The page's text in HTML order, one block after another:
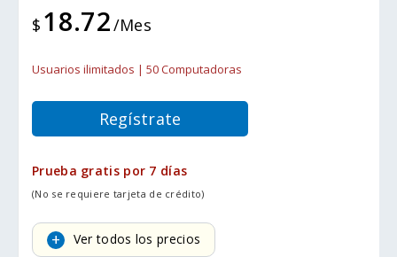
$ 18.72/Mes
Usuarios ilimitados | 50 Computadoras
Regístrate
Prueba gratis por 7 días
(No se requiere tarjeta de crédito)
Ver todos los precios